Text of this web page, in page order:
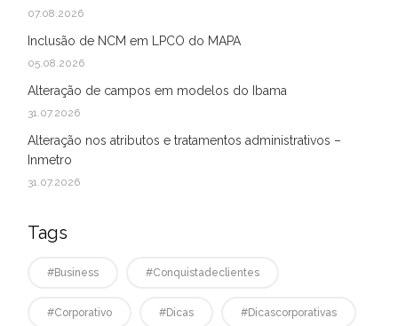
07.08.2026
Inclusão de NCM em LPCO do MAPA
05.08.2026
Alteração de campos em modelos do Ibama
31.07.2026
Alteração nos atributos e tratamentos administrativos –
Inmetro
31.07.2026
Tags
#business #conquistadeclientes
#corporativo #dicas #dicascorporativas